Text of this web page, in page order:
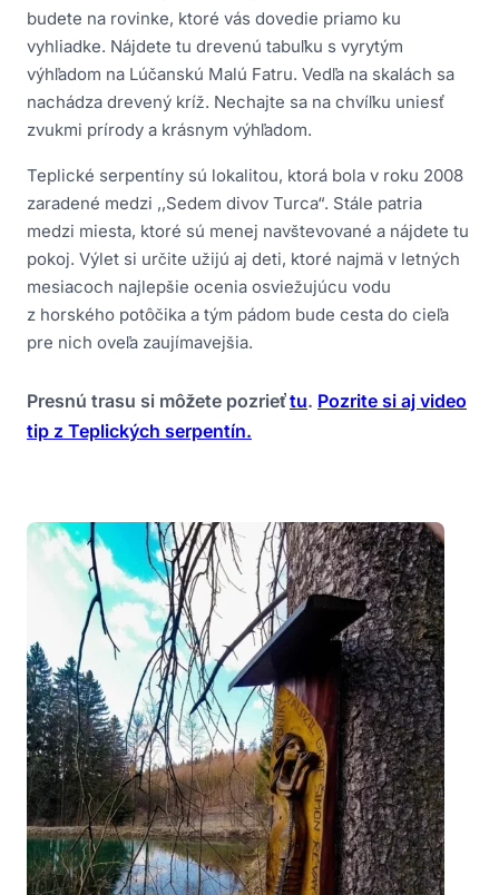
budete na rovinke, ktoré vás dovedie priamo ku
vyhliadke. Nájdete tu drevenú tabuľku s vyrytým
výhľadom na Lúčanskú Malú Fatru. Vedľa na skalách sa
nachádza drevený kríž. Nechajte sa na chvíľku uniesť
zvukmi prírody a krásnym výhľadom.
Teplické serpentíny sú lokalitou, ktorá bola v roku 2008
zaradené medzi ,,Sedem divov Turca“. Stále patria
medzi miesta, ktoré sú menej navštevované a nájdete tu
pokoj. Výlet si určite užijú aj deti, ktoré najmä v letných
mesiacoch najlepšie ocenia osviežujúcu vodu
z horského potôčika a tým pádom bude cesta do cieľa
pre nich oveľa zaujímavejšia.
Presnú trasu si môžete pozrieťtu. Pozrite si aj video
tip z Teplických serpentín.